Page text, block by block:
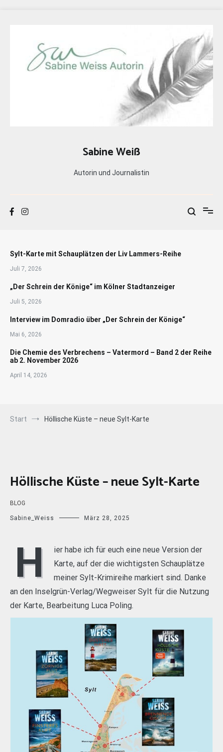
Sabine Weiß
Autorin und Journalistin
Sylt-Karte mit Schauplätzen der Liv Lammers-Reihe
Juli 7, 2026
„Der Schrein der Könige“ im Kölner Stadtanzeiger
Juli 5, 2026
Interview im Domradio über „Der Schrein der Könige“
Mai 6, 2026
Die Chemie des Verbrechens – Vatermord – Band 2 der Reihe
ab 2. November 2026
April 14, 2026
Start Höllische Küste – neue Sylt-Karte
Höllische Küste – neue Sylt-Karte
BLOG
Sabine_Weiss März 28, 2025
H
ier habe ich für euch eine neue Version der
Karte, auf der die wichtigsten Schauplätze
meiner Sylt-Krimireihe markiert sind. Danke
an den Inselgrün-Verlag/Wegweiser Sylt für die Nutzung
der Karte, Bearbeitung Luca Poling.